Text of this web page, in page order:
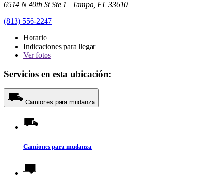
6514 N 40th St Ste 1 Tampa, FL 33610
(813) 556-2247
Horario
Indicaciones para llegar
Verfotos
Servicios en esta ubicación:
Camiones para mudanza
Camiones para mudanza